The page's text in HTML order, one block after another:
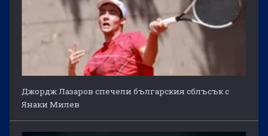
Джордж Лазаров спечели българския сблъсък с
Янаки Милев